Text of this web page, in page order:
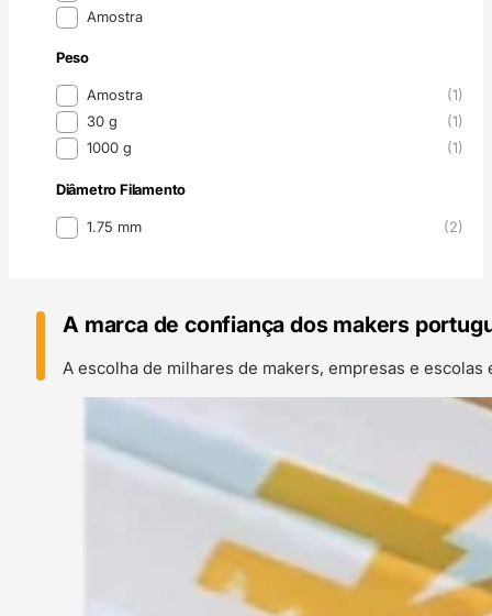
Amostra
Peso
Peso Amostra
(1)
30 g
(1)
1000 g
(1)
Diâmetro Filamento
Diâmetro Filamento
1.75 mm (2)
A marca de confiança dos makers
A escolha de milhares de makers, empresas e escolas